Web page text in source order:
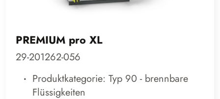
PREMIUM pro XL
29-201262-056
Produktkategorie: Typ 90 - brennbare
Flüssigkeiten